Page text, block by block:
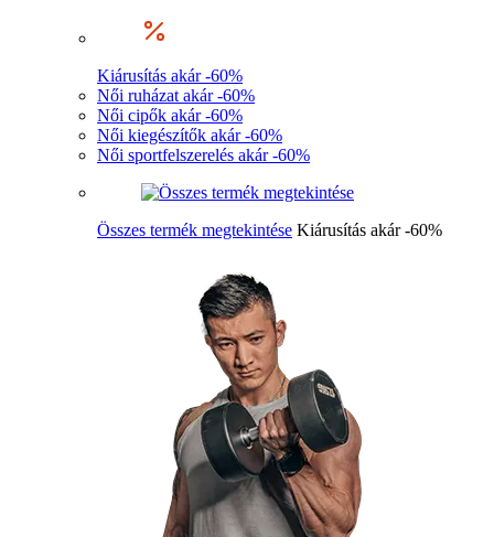
Kiárusítás akár -60%
Női ruházat akár -60%
Női cipők akár -60%
Női kiegészítők akár -60%
Női sportfelszerelés akár -60%
Összes termék megtekintése Kiárusítás akár -60%